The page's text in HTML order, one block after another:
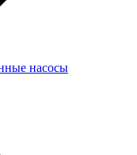
насосы